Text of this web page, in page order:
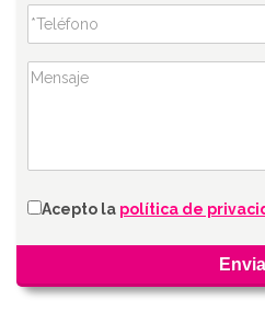
Acepto la política de